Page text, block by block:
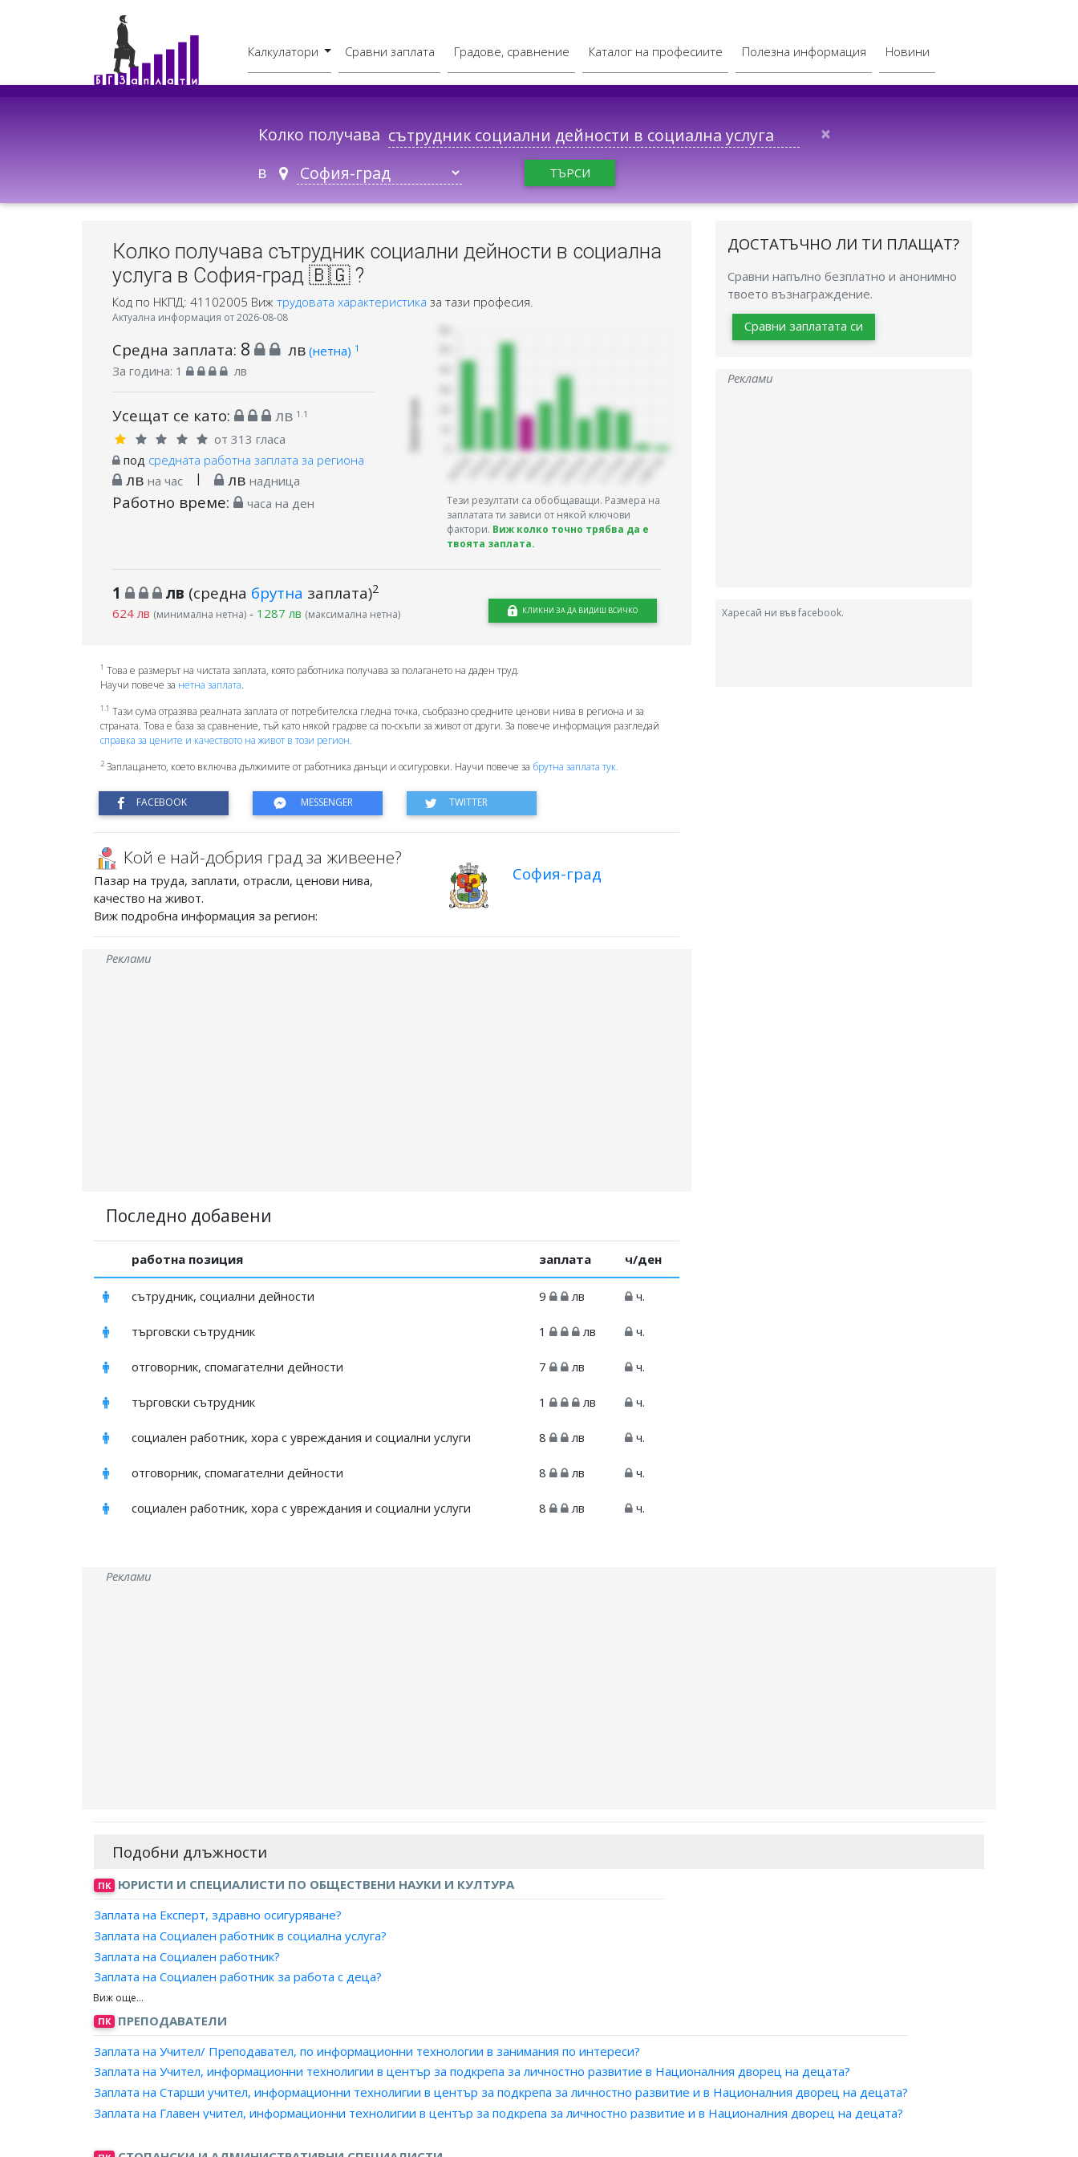
Калкулатори Сравни заплата Градове, сравнение Каталог на професиите Полезна информация Новини
Колко получава ×
в ТЪРСИ
Колко получава сътрудник социални дейности в социална
услуга в София-град 🇧🇬 ?
Код по НКПД: 41102005 Виж трудовата характеристика за тази професия.
Актуална информация от 2026-08-08
Средна заплата: 8 лв (нетна) 1
За година: 1 лв
Усещат се като: лв 1.1
от 313 гласа
под средната работна заплата за региона
лв на час | лв надница
Работно време: часа на ден
Тези резултати са обобщаващи. Размера на
заплатата ти зависи от някой ключови
фактори. Виж колко точно трябва да е
твоята заплата.
1 лв (средна брутна заплата)2
624 лв (минимална нетна)- 1287 лв (максимална нетна) КЛИКНИ ЗА ДА ВИДИШ ВСИЧКО
1 Това е размерът на чистата заплата, която работника получава за полагането на даден труд.
Научи повече за нетна заплата.
1.1 Тази сума отразява реалната заплата от потребителска гледна точка, съобразно средните ценови нива в региона и за
страната. Това е база за сравнение, тъй като някой градове са по-скъпи за живот от други. За повече информация разгледай
справка за цените и качеството на живот в този регион.
2Заплащането, което включва дължимите от работника данъци и осигуровки. Научи повече за брутна заплата тук.
Кой е най-добрия град за живеене?
Пазар на труда, заплати, отрасли, ценови нива,
качество на живот.
Виж подробна информация за регион:
София-град
Реклами
Последно добавени
работна позиция заплата ч/ден
сътрудник, социални дейности 9 лв ч.
търговски сътрудник 1 лв ч.
отговорник, спомагателни дейности 7 лв ч.
търговски сътрудник 1 лв ч.
социален работник, хора с увреждания и социални услуги 8 лв ч.
отговорник, спомагателни дейности 8 лв ч.
социален работник, хора с увреждания и социални услуги 8 лв ч.
ДОСТАТЪЧНО ЛИ ТИ ПЛАЩАТ?
Сравни напълно безплатно и анонимно
твоето възнаграждение.
Сравни заплатата си
Реклами
Харесай ни във facebook.
Реклами
Подобни длъжности
ПК ЮРИСТИ И СПЕЦИАЛИСТИ ПО ОБЩЕСТВЕНИ НАУКИ И КУЛТУРА
Заплата на Експерт, здравно осигуряване?
Заплата на Социален работник в социална услуга?
Заплата на Социален работник?
Заплата на Социален работник за работа с деца?
Заплата на Социален работник в отдел "Социална закрила"?
Заплата на Социален работник за работа със семейство?
Заплата на Специалист, социални дейности?
Заплата на Социален работник за работа с лица с девиантно поведение?
Заплата на Социален работник за работа с лица с увреждания?
Заплата на Специалист в социална услуга?
Заплата на Социален работник за работа с лица извършили престъпления?
ПК ПРЕПОДАВАТЕЛИ
Заплата на Учител/ Преподавател, по информационни технологии в занимания по интереси?
Заплата на Учител, информационни технолигии в център за подкрепа за личностно развитие в Националния дворец на децата?
Заплата на Старши учител, информационни технолигии в център за подкрепа за личностно развитие и в Националния дворец на децата?
Заплата на Главен учител, информационни технолигии в център за подкрепа за личностно развитие и в Националния дворец на децата?